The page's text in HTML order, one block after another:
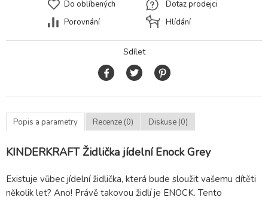
Do oblíbených
Porovnání
Dotaz prodejci
Hlídání
Sdílet
Popis a parametry Recenze (0) Diskuse (0)
KINDERKRAFT Židlička jídelní Enock Grey
Existuje vůbec jídelní židlička, která bude sloužit vašemu dítěti
několik let? Ano! Právě takovou židlí je ENOCK. Tento